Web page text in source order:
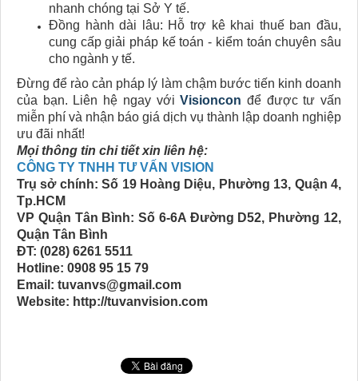
nhanh chóng tại Sở Y tế.
Đồng hành dài lâu: Hỗ trợ kê khai thuế ban đầu,
cung cấp giải pháp kế toán - kiểm toán chuyên sâu
cho ngành y tế.
Đừng để rào cản pháp lý làm chậm bước tiến kinh doanh
của bạn. Liên hệ ngay vớiVisioncon để được tư vấn
miễn phí và nhận báo giá dịch vụ thành lập doanh nghiệp
ưu đãi nhất!
Mọi thông tin chi tiết xin liên hệ:
CÔNG TY TNHH TƯ VẤN VISION
Trụ sở chính: Số 19 Hoàng Diệu, Phường 13, Quận 4,
Tp.HCM
VP Quận Tân Bình: Số 6-6A Đường D52, Phường 12,
Quận Tân Bình
ĐT: (028) 6261 5511
Hotline: 0908 95 15 79
Email: tuvanvs@gmail.com
Website: http://tuvanvision.com